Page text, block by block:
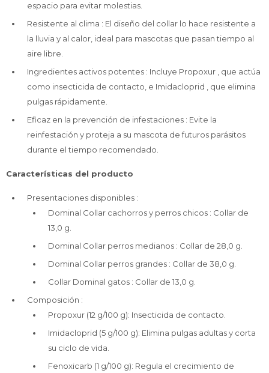
espacio para evitar molestias.
Resistente al clima : El diseño del collar lo hace resistente a
la lluvia y al calor, ideal para mascotas que pasan tiempo al
aire libre.
Ingredientes activos potentes : Incluye Propoxur , que actúa
como insecticida de contacto, e Imidacloprid , que elimina
pulgas rápidamente.
Eficaz en la prevención de infestaciones : Evite la
reinfestación y proteja a su mascota de futuros parásitos
durante el tiempo recomendado.
Características del producto
Presentaciones disponibles :
Dominal Collar cachorros y perros chicos : Collar de
13,0 g.
Dominal Collar perros medianos : Collar de 28,0 g.
Dominal Collar perros grandes : Collar de 38,0 g.
Collar Dominal gatos : Collar de 13,0 g.
Composición :
Propoxur (12 g/100 g): Insecticida de contacto.
Imidacloprid (5 g/100 g): Elimina pulgas adultas y corta
su ciclo de vida.
Fenoxicarb (1 g/100 g): Regula el crecimiento de